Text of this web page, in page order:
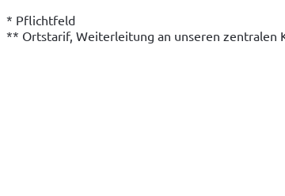
* Pflichtfeld
** Ortstarif, Weiterleitung an unseren zentralen